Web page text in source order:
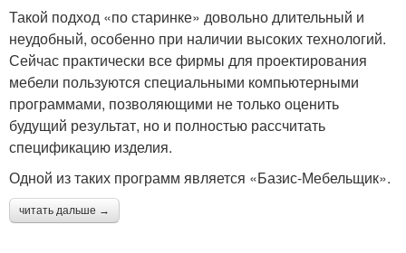
Такой подход «по старинке» довольно длительный и
неудобный, особенно при наличии высоких технологий.
Сейчас практически все фирмы для проектирования
мебели пользуются специальными компьютерными
программами, позволяющими не только оценить
будущий результат, но и полностью рассчитать
спецификацию изделия.
Одной из таких программ является «Базис-Мебельщик».
читать дальше →